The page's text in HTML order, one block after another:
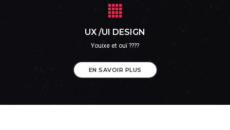
UX /UI DESIGN
Youixe et ouï ????
EN SAVOIR PLUS